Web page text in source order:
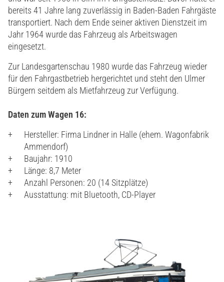
bereits 41 Jahre lang zuverlässig in Baden-Baden Fahrgäste
transportiert. Nach dem Ende seiner aktiven Dienstzeit im
Jahr 1964 wurde das Fahrzeug als Arbeitswagen
eingesetzt.
Zur Landesgartenschau 1980 wurde das Fahrzeug wieder
für den Fahrgastbetrieb hergerichtet und steht den Ulmer
Bürgern seitdem als Mietfahrzeug zur Verfügung.
Daten zum Wagen 16:
Hersteller: Firma Lindner in Halle (ehem. Wagonfabrik
Ammendorf)
Baujahr: 1910
Länge: 8,7 Meter
Anzahl Personen: 20 (14 Sitzplätze)
Ausstattung: mit Bluetooth, CD-Player